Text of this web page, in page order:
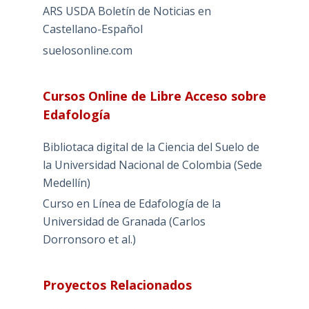
ARS USDA Boletín de Noticias en
Castellano-Español
suelosonline.com
Cursos Online de Libre Acceso sobre
Edafología
Bibliotaca digital de la Ciencia del Suelo de
la Universidad Nacional de Colombia (Sede
Medellín)
Curso en Línea de Edafología de la
Universidad de Granada (Carlos
Dorronsoro et al.)
Proyectos Relacionados